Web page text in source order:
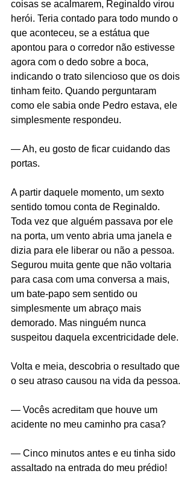
coisas se acalmarem, Reginaldo virou
herói. Teria contado para todo mundo o
que aconteceu, se a estátua que
apontou para o corredor não estivesse
agora com o dedo sobre a boca,
indicando o trato silencioso que os dois
tinham feito. Quando perguntaram
como ele sabia onde Pedro estava, ele
simplesmente respondeu.
— Ah, eu gosto de ficar cuidando das
portas.
A partir daquele momento, um sexto
sentido tomou conta de Reginaldo.
Toda vez que alguém passava por ele
na porta, um vento abria uma janela e
dizia para ele liberar ou não a pessoa.
Segurou muita gente que não voltaria
para casa com uma conversa a mais,
um bate-papo sem sentido ou
simplesmente um abraço mais
demorado. Mas ninguém nunca
suspeitou daquela excentricidade dele.
Volta e meia, descobria o resultado que
o seu atraso causou na vida da pessoa.
— Vocês acreditam que houve um
acidente no meu caminho pra casa?
— Cinco minutos antes e eu tinha sido
assaltado na entrada do meu prédio!